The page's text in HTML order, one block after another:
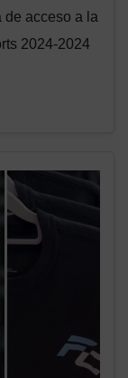
de acceso a la
2024-2024